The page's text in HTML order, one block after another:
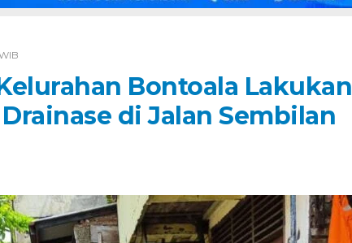
Bontoala Lakukan
di Jalan Sembilan